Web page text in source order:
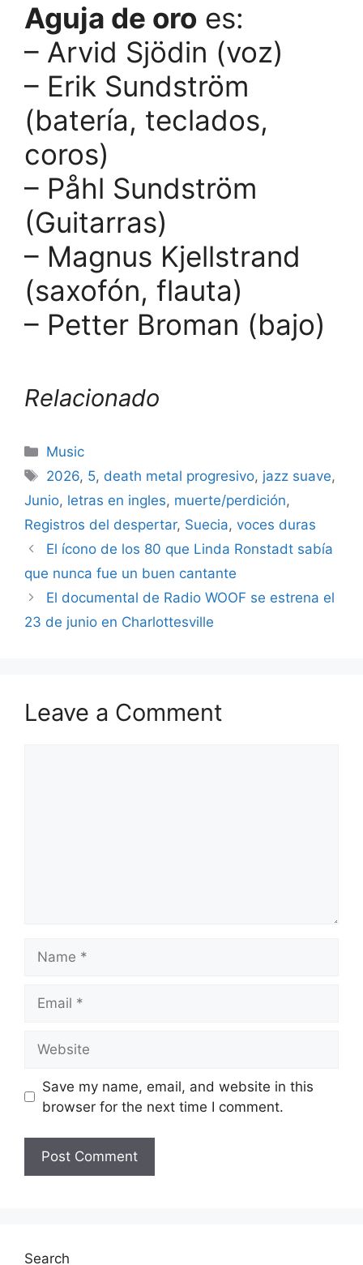
Aguja de oro es:
– Arvid Sjödin (voz)
– Erik Sundström
(batería, teclados,
coros)
– Påhl Sundström
(Guitarras)
– Magnus Kjellstrand
(saxofón, flauta)
– Petter Broman (bajo)
Relacionado
Categories
Music
Tags
2026, 5, death metal progresivo, jazz suave,
Junio, letras en ingles, muerte/perdición,
Registros del despertar, Suecia, voces duras
El ícono de los 80 que Linda Ronstadt sabía
que nunca fue un buen cantante
El documental de Radio WOOF se estrena el
23 de junio en Charlottesville
Leave a Comment
Save my name, email, and website in this
browser for the next time I comment.
Search